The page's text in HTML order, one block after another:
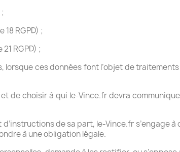
RGPD) ;
RGPD) ;
ces données font l’objet de
de choisir à qui le-Vince.fr devra
de sa part, le-Vince.fr s’engage
à une obligation légale.